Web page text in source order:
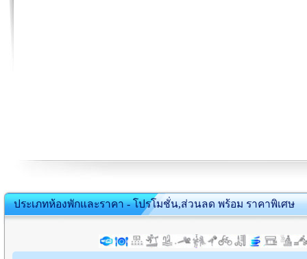
ประเภทห้องพักและราคา - โปรโมชั่น,ส่วนลด พร้อม ราคาพิเศษ